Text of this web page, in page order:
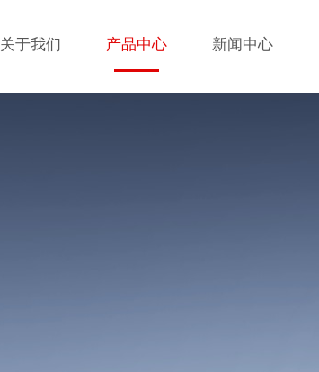
关于我们 产品中心 新闻中心